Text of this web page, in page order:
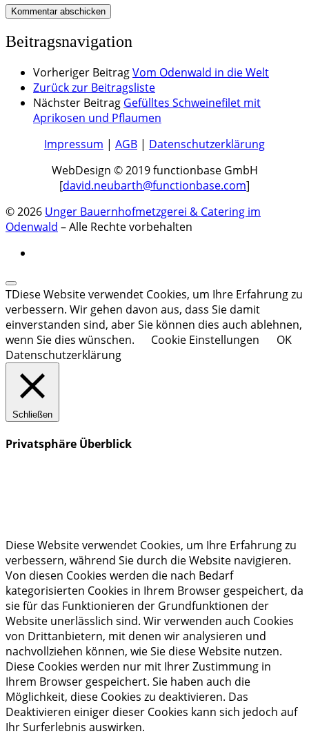
Beitragsnavigation
Vorheriger BeitragVom Odenwald in die Welt
Zurück zur Beitragsliste
Nächster Beitrag Gefülltes Schweinefilet mit
Aprikosen und Pflaumen
Impressum | AGB | Datenschutzerklärung
WebDesign © 2019 functionbase GmbH
[david.neubarth@functionbase.com]
© 2026 Unger Bauernhofmetzgerei & Catering im
Odenwald – Alle Rechte vorbehalten
TDiese Website verwendet Cookies, um Ihre Erfahrung zu
verbessern. Wir gehen davon aus, dass Sie damit
einverstanden sind, aber Sie können dies auch ablehnen,
wenn Sie dies wünschen.
Cookie Einstellungen
OK
Datenschutzerklärung
Schließen
Privatsphäre Überblick
Diese Website verwendet Cookies, um Ihre Erfahrung zu
verbessern, während Sie durch die Website navigieren.
Von diesen Cookies werden die nach Bedarf
kategorisierten Cookies in Ihrem Browser gespeichert, da
sie für das Funktionieren der Grundfunktionen der
Website unerlässlich sind. Wir verwenden auch Cookies
von Drittanbietern, mit denen wir analysieren und
nachvollziehen können, wie Sie diese Website nutzen.
Diese Cookies werden nur mit Ihrer Zustimmung in
Ihrem Browser gespeichert. Sie haben auch die
Möglichkeit, diese Cookies zu deaktivieren. Das
Deaktivieren einiger dieser Cookies kann sich jedoch auf
Ihr Surferlebnis auswirken.